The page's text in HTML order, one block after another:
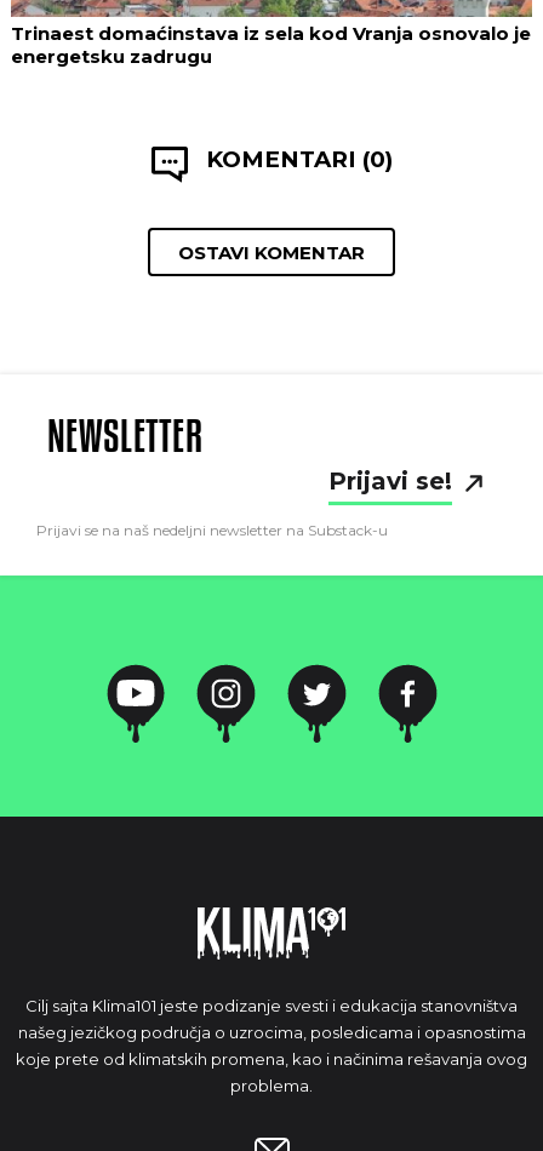
Trinaest domaćinstava iz sela kod Vranja osnovalo je
energetsku zadrugu
KOMENTARI (0)
OSTAVI KOMENTAR
NEWSLETTER
Prijavi se!
Prijavi se na naš nedeljni newsletter na Substack-u
Cilj sajta Klima101 jeste podizanje svesti i edukacija stanovništva
našeg jezičkog područja o uzrocima, posledicama i opasnostima
koje prete od klimatskih promena, kao i načinima rešavanja ovog
problema.